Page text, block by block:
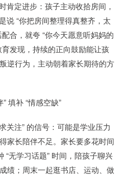
肯定进步：孩子主动收拾房间，
说 “你把房间整理得真整齐，太
合，就夸 “你今天愿意听妈妈的
发现，持续的正向鼓励能让孩
逆行为，主动朝着家长期待的方
填补 “情感空缺”
关注” 的信号：可能是学业压力
家长陪伴不足。家长要多花时间
“无学习话题” 时间，陪孩子聊兴
绩；周末一起逛书店、运动、做